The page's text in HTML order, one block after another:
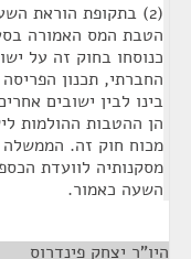
(2) בתקופת הוראת
כנוסחו בחוק זה על
החברתי, תכנון
בינו לבין ישובים
הן ההטבות ההולמות
מכוח חוק זה. הממשלה
מסקנותיה לוועדת
השעה כאמור.
היו"ר יצחק פינדרוס